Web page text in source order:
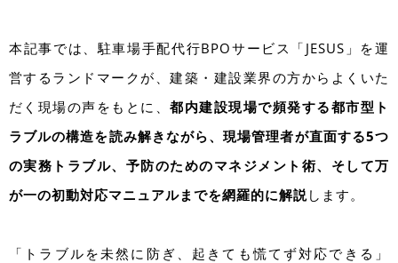
本記事では、駐車場手配代行BPOサービス「JESUS」を運
営するランドマークが、建築・建設業界の方からよくいた
だく現場の声をもとに、都内建設現場で頻発する都市型ト
ラブルの構造を読み解きながら、現場管理者が直面する5つ
の実務トラブル、予防のためのマネジメント術、そして万
が一の初動対応マニュアルまでを網羅的に解説 します。
「トラブルを未然に防ぎ、起きても慌てず対応できる」